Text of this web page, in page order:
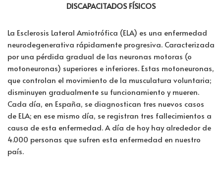
DISCAPACITADOS FÍSICOS
La Esclerosis Lateral Amiotrófica (ELA) es una enfermedad
neurodegenerativa rápidamente progresiva. Caracterizada
por una pérdida gradual de las neuronas motoras (o
motoneuronas) superiores e inferiores. Estas motoneuronas,
que controlan el movimiento de la musculatura voluntaria;
disminuyen gradualmente su funcionamiento y mueren.
Cada día, en España, se diagnostican tres nuevos casos
de ELA; en ese mismo día, se registran tres fallecimientos a
causa de esta enfermedad. A día de hoy hay alrededor de
4.000 personas que sufren esta enfermedad en nuestro
país.